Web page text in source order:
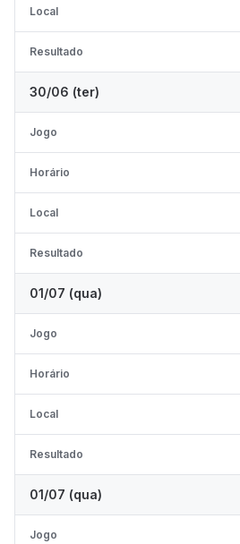
Local
Resultado
30/06 (ter)
Jogo
Horário
Local
Resultado
01/07 (qua)
Jogo
Horário
Local
Resultado
01/07 (qua)
Jogo